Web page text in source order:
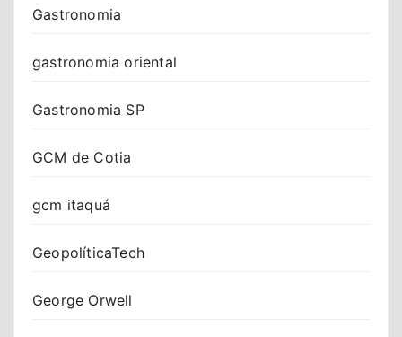
Gastronomia
gastronomia oriental
Gastronomia SP
GCM de Cotia
gcm itaquá
GeopolíticaTech
George Orwell